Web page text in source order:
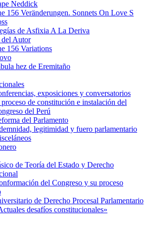
Neddick
156 Veränderungen. Sonnets On Love S
de Asfixia A La Deriva
del Autor
156 Variations
hez de Eremitaño
exposiciones y conversatorios
de constitución e instalación del
del Perú
del Parlamento
legitimidad y fuero parlamentario
de Teoría del Estado y Derecho
del Congreso y su proceso
de Derecho Procesal Parlamentario
desafíos constitucionales»